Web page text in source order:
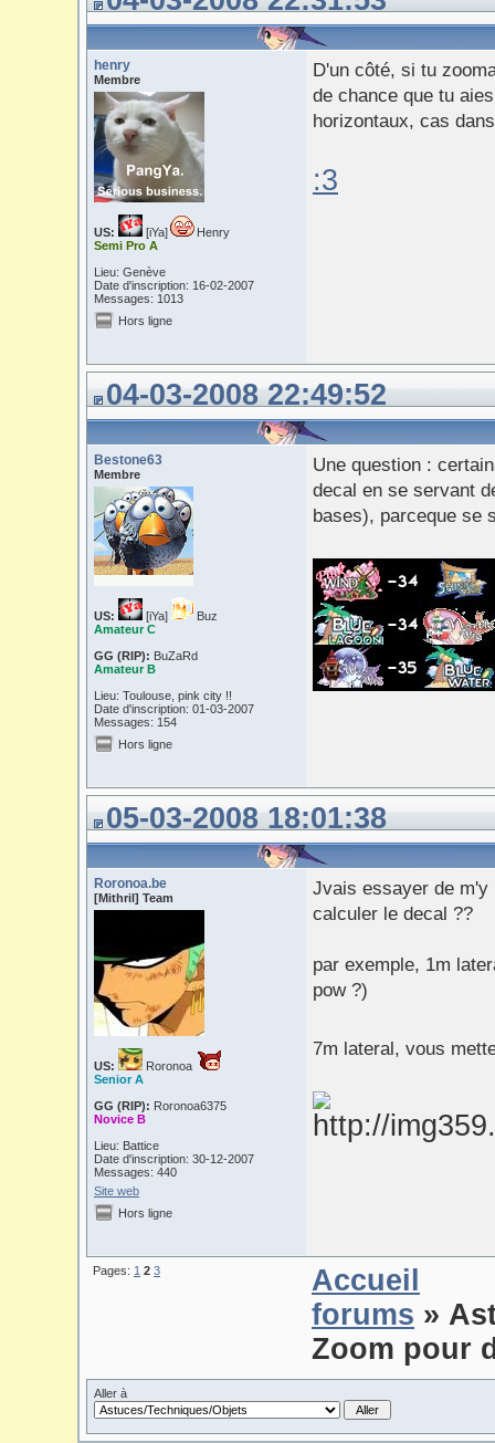
henry
Membre
US: [iYa]
Henry
Semi Pro A
Lieu: Genève
Date d'inscription: 16-02-2007
Messages: 1013
D'un côté, si tu
de chance que tu
horizontaux, cas
:3
Hors ligne
04-03-2008 22:49:52
Bestone63
Membre
US: [iYa]
Buz
Amateur C
GG (RIP): BuZaRd
Amateur B
Lieu: Toulouse, pink city !!
Date d'inscription: 01-03-2007
Messages: 154
Une question :
decal en se servant
bases), parceque se
Hors ligne
05-03-2008 18:01:38
Roronoa.be
[Mithril] Team
US:
Roronoa
Senior A
GG (RIP): Roronoa6375
Novice B
Lieu: Battice
Date d'inscription: 30-12-2007
Messages: 440
Site web
Jvais essayer de m'y
calculer le decal ??
par exemple, 1m
pow ?)
7m lateral, vous
Hors ligne
Pages: 1 2 3
Accueil
forums »
Zoom pour
Aller à